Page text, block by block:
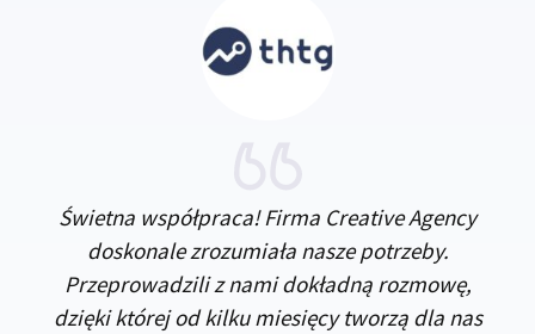
Świetna współpraca! Firma Creative Agency
doskonale zrozumiała nasze potrzeby.
Przeprowadzili z nami dokładną rozmowę,
dzięki której od kilku miesięcy tworzą dla nas